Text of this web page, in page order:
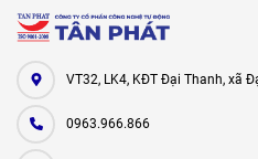
VT32, LK4, KĐT Đại Thanh, xã
0963.966.866